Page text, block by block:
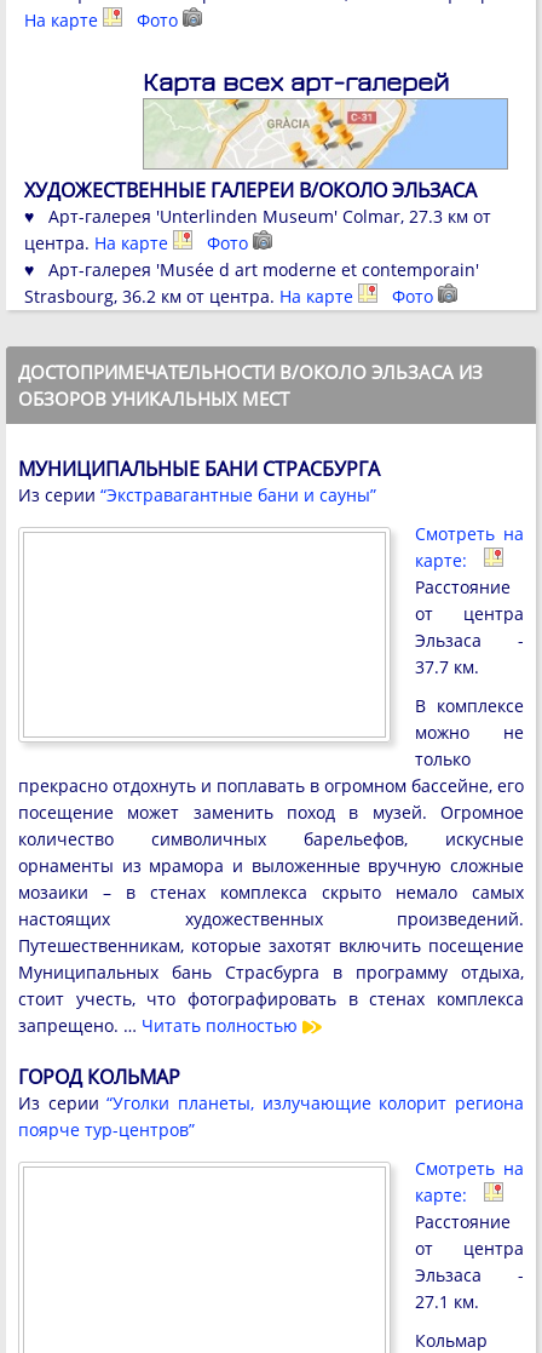
На карте
Фото
Карта всех арт-галерей
ХУДОЖЕСТВЕННЫЕ ГАЛЕРЕИ В/ОКОЛО ЭЛЬЗАСА
♥ Арт-галерея 'Unterlinden Museum' Colmar, 27.3 км от
центра. На карте
Фото
♥ Арт-галерея 'Musée d art moderne et contemporain'
Strasbourg, 36.2 км от центра. На карте Фото
ДОСТОПРИМЕЧАТЕЛЬНОСТИ В/ОКОЛО ЭЛЬЗАСА ИЗ
ОБЗОРОВ УНИКАЛЬНЫХ МЕСТ
МУНИЦИПАЛЬНЫЕ БАНИ СТРАСБУРГА
Из серии “Экстравагантные бани и сауны”
Смотреть на
карте:
Расстояние
от центра
Эльзаса -
37.7 км.
В комплексе
можно не
только
прекрасно отдохнуть и поплавать в огромном бассейне, его
посещение может заменить поход в музей. Огромное
количество символичных барельефов, искусные
орнаменты из мрамора и выложенные вручную сложные
мозаики – в стенах комплекса скрыто немало самых
настоящих художественных произведений.
Путешественникам, которые захотят включить посещение
Муниципальных бань Страсбурга в программу отдыха,
стоит учесть, что фотографировать в стенах комплекса
запрещено. … Читать полностью
ГОРОД КОЛЬМАР
Из серии“Уголки планеты, излучающие колорит региона
поярче тур-центров”
Смотреть на
карте:
Расстояние
от центра
Эльзаса -
27.1 км.
Кольмар